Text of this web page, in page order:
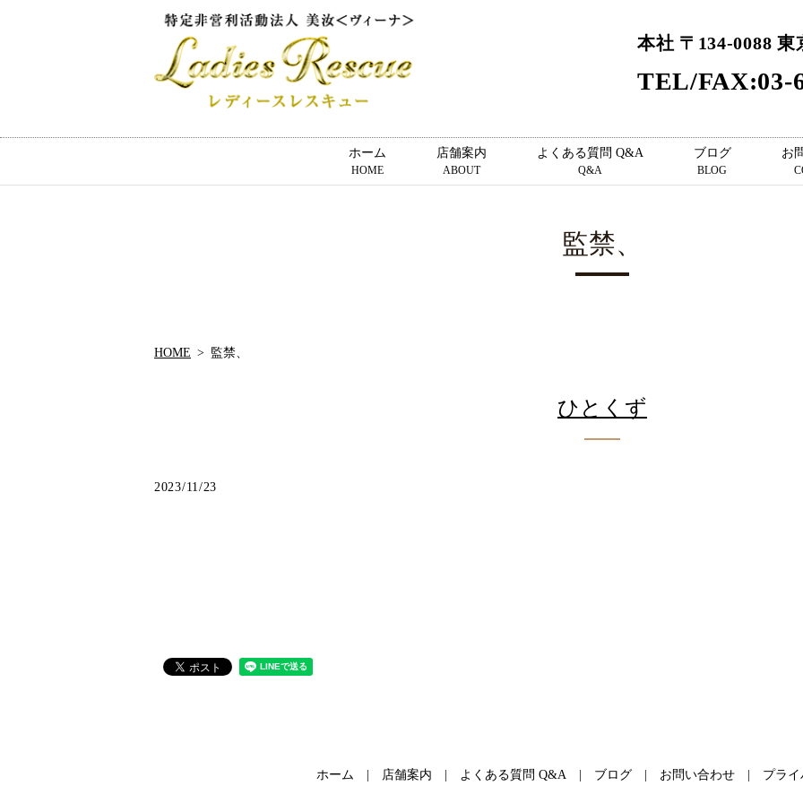
本社 〒134-0088
TEL/FAX:03-
ホーム
HOME
店舗案内
ABOUT
よくある質問 Q&A
Q&A
ブログ
BLOG
お
監禁、
HOME 監禁、
ひとくず
2023/11/23
ホーム 店舗案内 よくある質問 Q&A ブログ お問い合わせ プラ